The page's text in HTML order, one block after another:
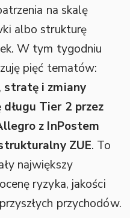
na skalę
albo strukturę
W tym tygodniu
pięć tematów:
, stratę i zmiany
długu Tier 2 przez
z InPostem
ZUE. To
największy
ryzyka, jakości
przychodów.